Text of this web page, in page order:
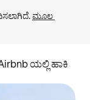
ಮೂಲ
Airbnb ಯಲ್ಲಿ ಹಾಕಿ